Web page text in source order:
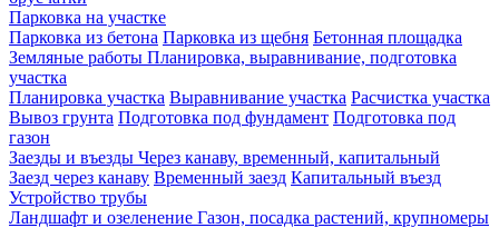
Парковка на участке
Парковка из бетона Парковка из щебня Бетонная площадка
Земляные работы Планировка, выравнивание, подготовка
участка
Планировка участка Выравнивание участка Расчистка участка
Вывоз грунта Подготовка под фундамент Подготовка под
газон
Заезды и въезды Через канаву, временный, капитальный
Заезд через канаву Временный заезд Капитальный въезд
Устройство трубы
Ландшафт и озеленение Газон, посадка растений, крупномеры